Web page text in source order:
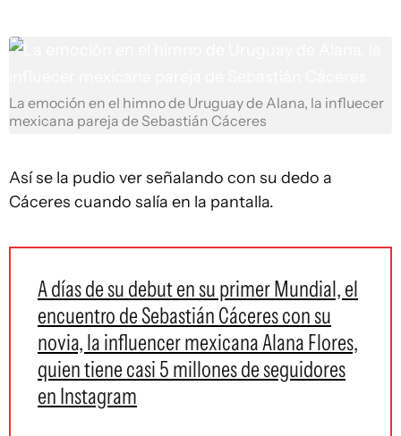
La emoción en el himno de Uruguay de Alana, la influecer
mexicana pareja de Sebastián Cáceres
Así se la pudio ver señalando con su dedo a
Cáceres cuando salía en la pantalla.
A días de su debut en su primer Mundial, el
encuentro de Sebastián Cáceres con su
novia, la influencer mexicana Alana Flores,
quien tiene casi 5 millones de seguidores
en Instagram